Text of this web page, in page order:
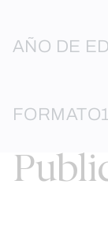
AÑO DE
FORMATO